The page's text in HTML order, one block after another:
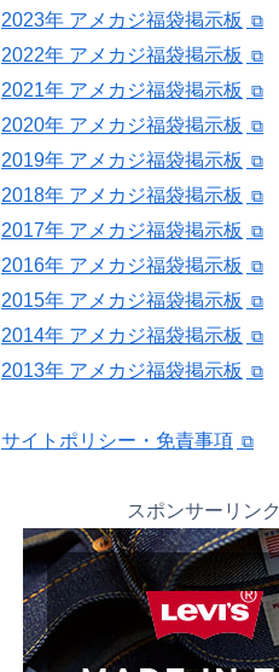
2023年 アメカジ福袋掲示板
2022年 アメカジ福袋掲示板
2021年 アメカジ福袋掲示板
2020年 アメカジ福袋掲示板
2019年 アメカジ福袋掲示板
2018年 アメカジ福袋掲示板
2017年 アメカジ福袋掲示板
2016年 アメカジ福袋掲示板
2015年 アメカジ福袋掲示板
2014年 アメカジ福袋掲示板
2013年 アメカジ福袋掲示板
サイトポリシー・免責事項
スポンサーリンク